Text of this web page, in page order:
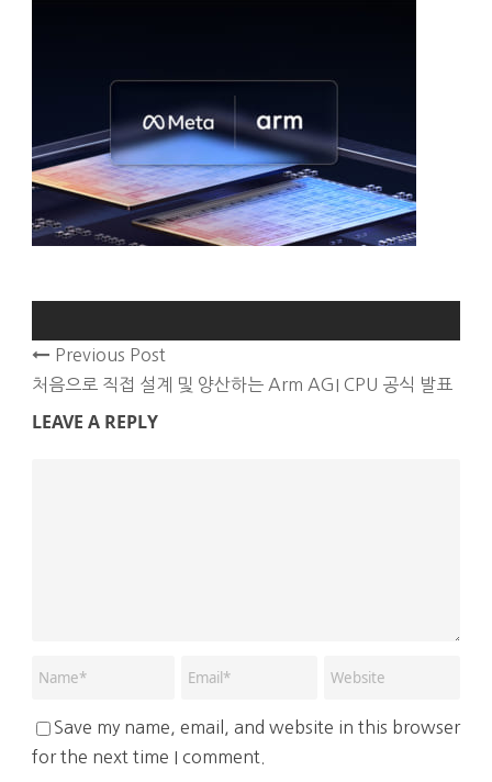
Previous Post
처음으로 직접 설계 및 양산하는 Arm AGI CPU 공식 발표
LEAVE A REPLY
Save my name, email, and website in this browser
for the next time I comment.